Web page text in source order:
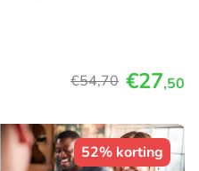
€54,70 €27,50
52% korting